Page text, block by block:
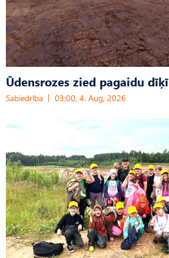
Ūdensrozes zied pagaidu dīķī
Sabiedrība 03:00, 4. Aug, 2026